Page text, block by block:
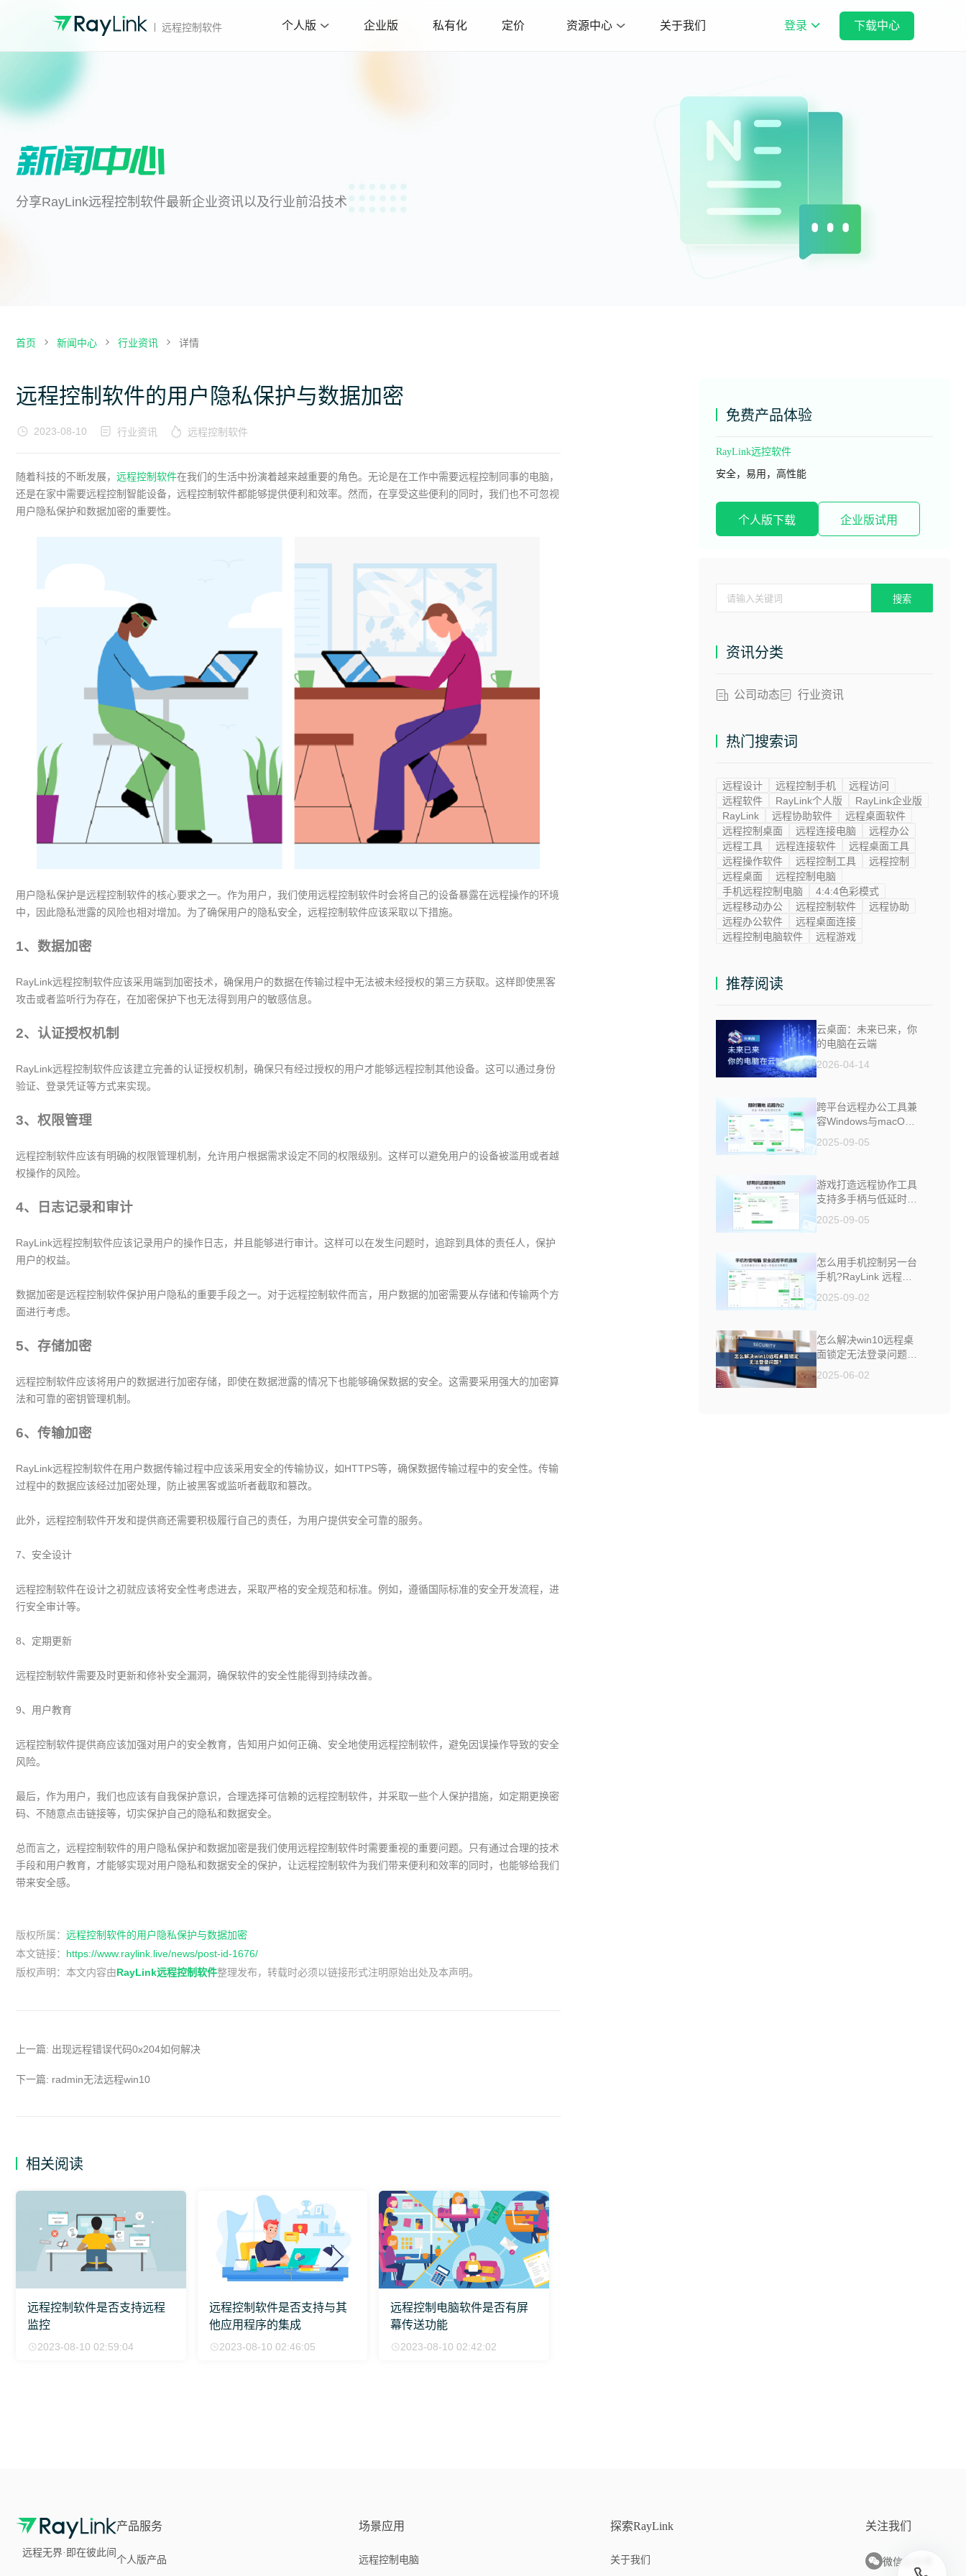
远程控制软件 个人版 企业版 私有化 定价 资源中心 关于我们 登录 下载中心
分享RayLink远程控制软件最新企业资讯以及行业前沿技术
首页 新闻中心 行业资讯 详情
远程控制软件的用户隐私保护与数据加密
2023-08-10 行业资讯 远程控制软件
随着科技的不断发展， 远程控制软件在我们的生活中扮演着越来越重要的角色。无论是在工作中需要远程控制同事的电脑，
还是在家中需要远程控制智能设备，远程控制软件都能够提供便利和效率。然而，在享受这些便利的同时，我们也不可忽视
用户隐私保护和数据加密的重要性。
用户隐私保护是远程控制软件的核心要求之一。作为用户，我们使用远程控制软件时会将自己的设备暴露在远程操作的环境
中，因此隐私泄露的风险也相对增加。为了确保用户的隐私安全，远程控制软件应该采取以下措施。
1、数据加密
RayLink远程控制软件应该采用端到加密技术，确保用户的数据在传输过程中无法被未经授权的第三方获取。这样即使黑客
攻击或者监听行为存在，在加密保护下也无法得到用户的敏感信息。
2、认证授权机制
RayLink远程控制软件应该建立完善的认证授权机制，确保只有经过授权的用户才能够远程控制其他设备。这可以通过身份
验证、登录凭证等方式来实现。
3、权限管理
远程控制软件应该有明确的权限管理机制，允许用户根据需求设定不同的权限级别。这样可以避免用户的设备被滥用或者越
权操作的风险。
4、日志记录和审计
RayLink远程控制软件应该记录用户的操作日志，并且能够进行审计。这样可以在发生问题时，追踪到具体的责任人，保护
用户的权益。
数据加密是远程控制软件保护用户隐私的重要手段之一。对于远程控制软件而言，用户数据的加密需要从存储和传输两个方
面进行考虑。
5、存储加密
远程控制软件应该将用户的数据进行加密存储，即使在数据泄露的情况下也能够确保数据的安全。这需要采用强大的加密算
法和可靠的密钥管理机制。
6、传输加密
RayLink远程控制软件在用户数据传输过程中应该采用安全的传输协议，如HTTPS等，确保数据传输过程中的安全性。传输
过程中的数据应该经过加密处理，防止被黑客或监听者截取和篡改。
此外，远程控制软件开发和提供商还需要积极履行自己的责任，为用户提供安全可靠的服务。
7、安全设计
远程控制软件在设计之初就应该将安全性考虑进去，采取严格的安全规范和标准。例如，遵循国际标准的安全开发流程，进
行安全审计等。
8、定期更新
远程控制软件需要及时更新和修补安全漏洞，确保软件的安全性能得到持续改善。
9、用户教育
远程控制软件提供商应该加强对用户的安全教育，告知用户如何正确、安全地使用远程控制软件，避免因误操作导致的安全
风险。
最后，作为用户，我们也应该有自我保护意识，合理选择可信赖的远程控制软件，并采取一些个人保护措施，如定期更换密
码、不随意点击链接等，切实保护自己的隐私和数据安全。
总而言之，远程控制软件的用户隐私保护和数据加密是我们使用远程控制软件时需要重视的重要问题。只有通过合理的技术
手段和用户教育，才能够实现对用户隐私和数据安全的保护，让远程控制软件为我们带来便利和效率的同时，也能够给我们
带来安全感。
版权所属： 远程控制软件的用户隐私保护与数据加密
本文链接： https://www.raylink.live/news/post-id-1676/
版权声明： 本文内容由RayLink远程控制软件整理发布，转载时必须以链接形式注明原始出处及本声明。
上一篇: 出现远程错误代码0x204如何解决
下一篇: radmin无法远程win10
相关阅读
远程控制软件是否支持远程
监控
2023-08-10 02:59:04
远程控制软件是否支持与其
他应用程序的集成
2023-08-10 02:46:05
远程控制电脑软件是否有屏
幕传送功能
2023-08-10 02:42:02
免费产品体验
RayLink远控软件
安全，易用，高性能
个人版下载 企业版试用
搜索
资讯分类
公司动态 行业资讯
热门搜索词
远程设计 远程控制手机
远程访问
远程软件
RayLink个人版
RayLink企业版
RayLink
远程协助软件
远程桌面软件
远程控制桌面
远程连接电脑
远程办公
远程工具
远程连接软件
远程桌面工具
远程操作软件
远程控制工具
远程控制
远程桌面
远程控制电脑
手机远程控制电脑
4:4:4色彩模式
远程移动办公
远程控制软件
远程协助
远程办公软件
远程桌面连接
远程控制电脑软件
远程游戏
推荐阅读
云桌面：未来已来，你
的电脑在云端
2026-04-14
跨平台远程办公工具兼
容Windows与macOS
2025-09-05
游戏打造远程协作工具
支持多手柄与低延时助
2025-09-05
怎么用手机控制另一台
手机?RayLink 远程控
2025-09-02
怎么解决win10远程桌
面锁定无法登录问题
2025-06-02
远程无界·即在彼此间
产品服务
个人版产品
场景应用
远程控制电脑
探索RayLink
关于我们
关注我们
微信公众号